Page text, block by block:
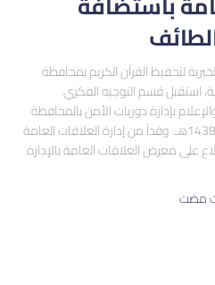
لتحفيظ القرآن الكريم بمحافظة
استقبل قسم التوجيه الفكري
بإدارة دوريات الأمن بالمحافظة
يوم أمسٍ الأربعاء الموافق 29 / 3 / 1438هـ وفداً من إدارة العلاقات العامة
على معرض العلاقات العامة بالإدارة
مضت